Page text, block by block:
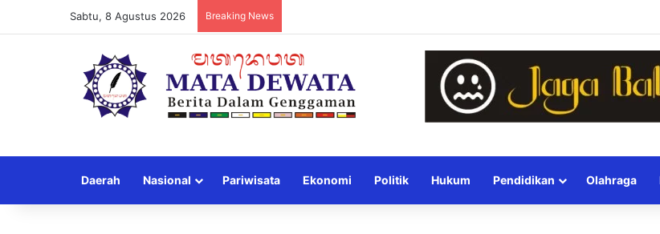
Sabtu, 8 Agustus 2026 Breaking News
Daerah Nasional Pariwisata Ekonomi Politik Hukum Pendidikan Olahraga